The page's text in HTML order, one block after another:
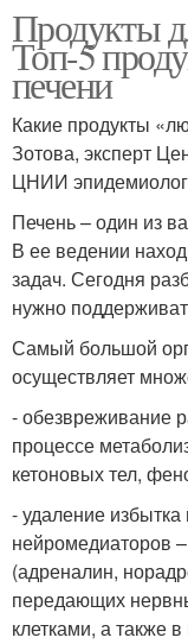
Продукты
Топ-5
печени
Какие продукты
Зотова, эксперт
ЦНИИ
Печень – один из
В ее ведении
задач. Сегодня
нужно
Самый большой
осуществляет
- обезвреживание
процессе
кетоновых тел,
- удаление
нейромедиаторов
(адреналин,
передающих
клетками, а также